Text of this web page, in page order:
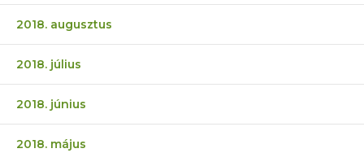
2018. augusztus
2018. július
2018. június
2018. május